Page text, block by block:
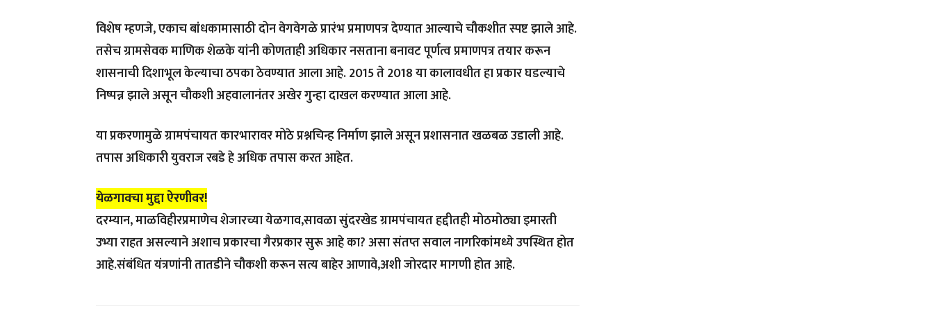
विशेष म्हणजे, एकाच बांधकामासाठी दोन वेगवेगळे प्रारंभ प्रमाणपत्र देण्यात आल्याचे चौकशीत स्पष्ट झाले आहे.
तसेच ग्रामसेवक माणिक शेळके यांनी कोणताही अधिकार नसताना बनावट पूर्णत्व प्रमाणपत्र तयार करून
शासनाची दिशाभूल केल्याचा ठपका ठेवण्यात आला आहे. 2015 ते 2018 या कालावधीत हा प्रकार घडल्याचे
निष्पन्न झाले असून चौकशी अहवालानंतर अखेर गुन्हा दाखल करण्यात आला आहे.
या प्रकरणामुळे ग्रामपंचायत कारभारावर मोठे प्रश्नचिन्ह निर्माण झाले असून प्रशासनात खळबळ उडाली आहे.
तपास अधिकारी युवराज रबडे हे अधिक तपास करत आहेत.
येळगावचा मुद्दा ऐरणीवर!
दरम्यान, माळविहीरप्रमाणेच शेजारच्या येळगाव,सावळा सुंदरखेड ग्रामपंचायत हद्दीतही मोठमोठ्या इमारती
उभ्या राहत असल्याने अशाच प्रकारचा गैरप्रकार सुरू आहे का? असा संतप्त सवाल नागरिकांमध्ये उपस्थित होत
आहे.संबंधित यंत्रणांनी तातडीने चौकशी करून सत्य बाहेर आणावे,अशी जोरदार मागणी होत आहे.